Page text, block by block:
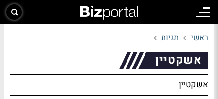
ראשי תגיות
אשקטיין
אשקטיין